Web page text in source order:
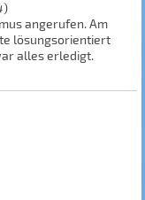
)
angerufen. Am
lösungsorientiert
alles erledigt.